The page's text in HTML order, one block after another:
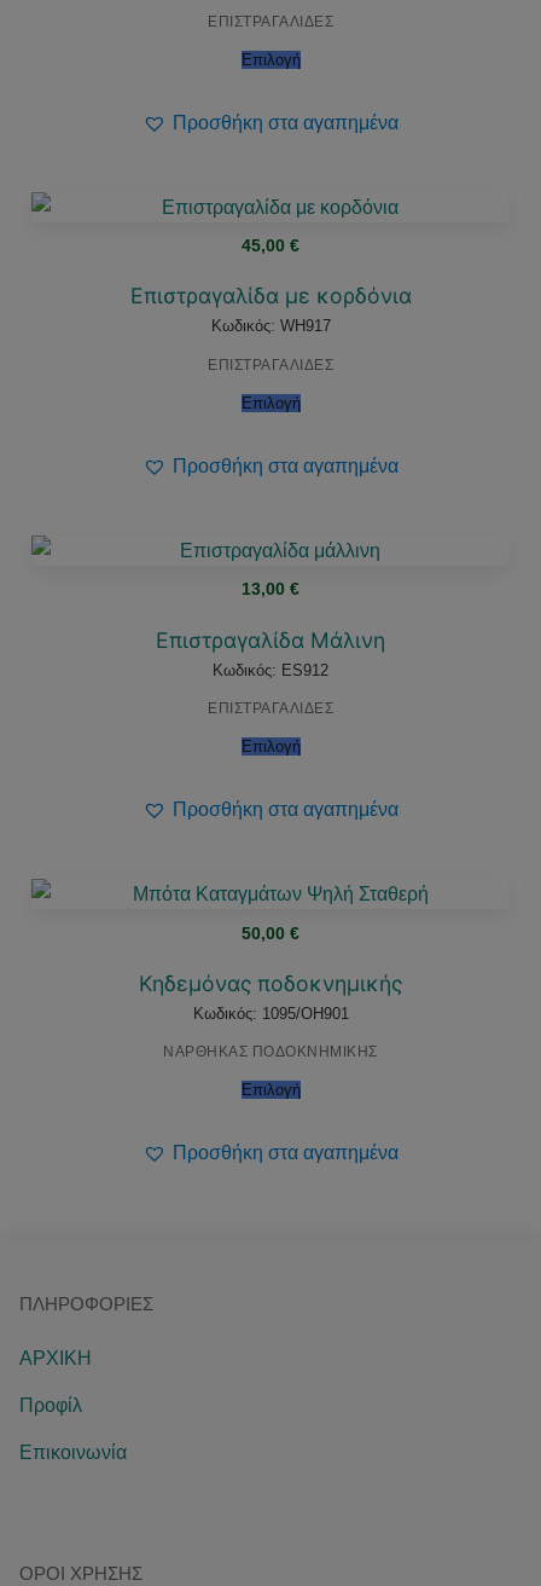
ΕΠΙΣΤΡΑΓΑΛΙΔΕΣ
Επιλογή
Προσθήκη στα αγαπημένα
45,00 €
Επιστραγαλίδα με κορδόνια
Κωδικός: WH917
ΕΠΙΣΤΡΑΓΑΛΙΔΕΣ
Επιλογή
Προσθήκη στα αγαπημένα
13,00 €
Επιστραγαλίδα Μάλινη
Κωδικός: ES912
ΕΠΙΣΤΡΑΓΑΛΙΔΕΣ
Επιλογή
Προσθήκη στα αγαπημένα
50,00 €
Κηδεμόνας ποδοκνημικής
Κωδικός: 1095/OH901
ΝΑΡΘΗΚΑΣ ΠΟΔΟΚΝΗΜΙΚΗΣ
Επιλογή
Προσθήκη στα αγαπημένα
ΠΛΗΡΟΦΟΡΊΕΣ
ΑΡΧΙΚΗ
Προφίλ
Επικοινωνία
ΌΡΟΙ ΧΡΉΣΗΣ